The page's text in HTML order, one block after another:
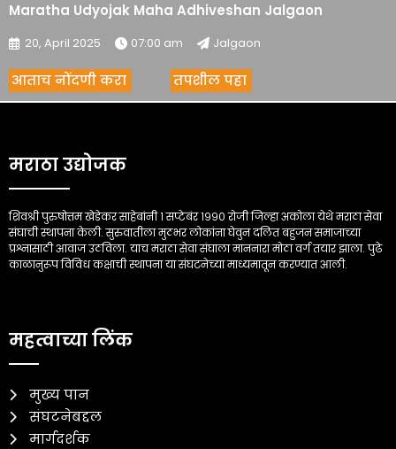
Maratha Udyojak Maha Adhiveshan Jalgaon
20, April 2025 07:00 am Jalgaon
आताच नोंदणी करा तपशील पहा
मराठा उद्योजक
शिवश्री पुरुषोत्तम खेडेकर साहेबांनी १ सप्टेबंर १९९० रोजी जिल्हा अकोला येथे मराठा सेवा
संघाची स्थापना केली. सुरुवातीला मुठभर लोकांना घेवुन दलित बहुजन समाजाच्या
प्रश्नासाठी आवाज उठविला. याच मराठा सेवा संघाला माननारा मोठा वर्ग तयार झाला. पुढे
काळानुरूप विविध कक्षाची स्थापना या संघटनेच्या माध्यमातून करण्यात आली.
महत्वाच्या लिंक
मुख्य पान
संघटनेबद्दल
मार्गदर्शक